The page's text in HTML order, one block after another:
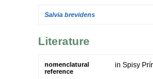
Salvia brevidens
Literature
nomenclatural
reference
in Spisy